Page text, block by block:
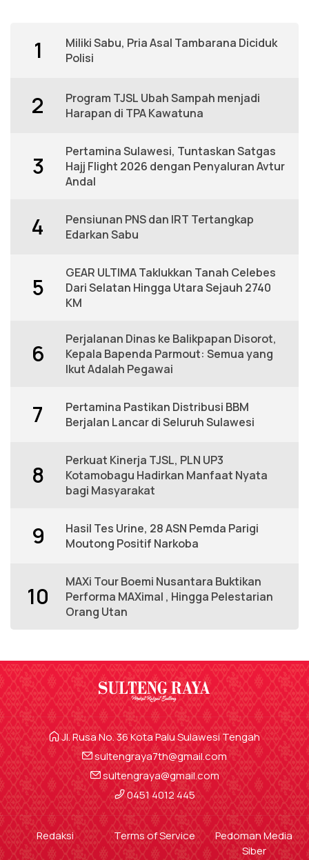
1
Miliki Sabu, Pria Asal Tambarana Diciduk
Polisi
2
Program TJSL Ubah Sampah menjadi
Harapan di TPA Kawatuna
3
Pertamina Sulawesi, Tuntaskan Satgas
Hajj Flight 2026 dengan Penyaluran Avtur
Andal
4
Pensiunan PNS dan IRT Tertangkap
Edarkan Sabu
5
GEAR ULTIMA Taklukkan Tanah Celebes
Dari Selatan Hingga Utara Sejauh 2740
KM
6
Perjalanan Dinas ke Balikpapan Disorot,
Kepala Bapenda Parmout: Semua yang
Ikut Adalah Pegawai
7
Pertamina Pastikan Distribusi BBM
Berjalan Lancar di Seluruh Sulawesi
8
Perkuat Kinerja TJSL, PLN UP3
Kotamobagu Hadirkan Manfaat Nyata
bagi Masyarakat
9
Hasil Tes Urine, 28 ASN Pemda Parigi
Moutong Positif Narkoba
10
MAXi Tour Boemi Nusantara Buktikan
Performa MAXimal , Hingga Pelestarian
Orang Utan
Jl. Rusa No. 36 Kota Palu Sulawesi Tengah
sultengraya7th@gmail.com
sultengraya@gmail.com
0451 4012 445
Redaksi Terms of Service
Pedoman Media
Siber